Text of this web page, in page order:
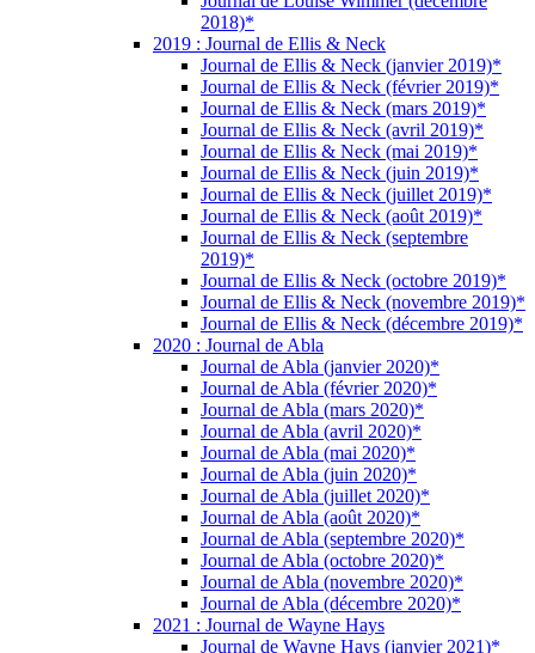
2018)*
2019 : Journal de Ellis & Neck
Journal de Ellis & Neck (janvier 2019)*
Journal de Ellis & Neck (février 2019)*
Journal de Ellis & Neck (mars 2019)*
Journal de Ellis & Neck (avril 2019)*
Journal de Ellis & Neck (mai 2019)*
Journal de Ellis & Neck (juin 2019)*
Journal de Ellis & Neck (juillet 2019)*
Journal de Ellis & Neck (août 2019)*
Journal de Ellis & Neck (septembre
2019)*
Journal de Ellis & Neck (octobre 2019)*
Journal de Ellis & Neck (novembre 2019)*
Journal de Ellis & Neck (décembre 2019)*
2020 : Journal de Abla
Journal de Abla (janvier 2020)*
Journal de Abla (février 2020)*
Journal de Abla (mars 2020)*
Journal de Abla (avril 2020)*
Journal de Abla (mai 2020)*
Journal de Abla (juin 2020)*
Journal de Abla (juillet 2020)*
Journal de Abla (août 2020)*
Journal de Abla (septembre 2020)*
Journal de Abla (octobre 2020)*
Journal de Abla (novembre 2020)*
Journal de Abla (décembre 2020)*
2021 : Journal de Wayne Hays
Journal de Wayne Hays (janvier 2021)*